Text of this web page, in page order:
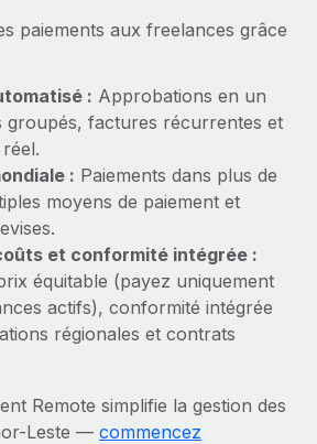
paiements aux freelances grâce
: Approbations en un
groupés, factures récurrentes et
: Paiements dans plus de
moyens de paiement et
et conformité intégrée :
équitable (payez uniquement
actifs), conformité intégrée
régionales et contrats
Remote simplifie la gestion des
Leste — commencez